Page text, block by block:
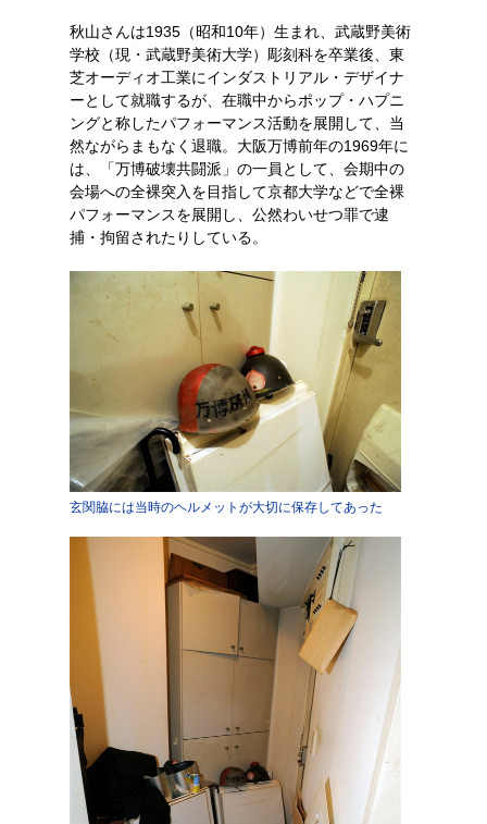
秋山さんは1935（昭和10年）生まれ、武蔵野美術
学校（現・武蔵野美術大学）彫刻科を卒業後、東
芝オーディオ工業にインダストリアル・デザイナ
ーとして就職するが、在職中からポップ・ハプニ
ングと称したパフォーマンス活動を展開して、当
然ながらまもなく退職。大阪万博前年の1969年に
は、「万博破壊共闘派」の一員として、会期中の
会場への全裸突入を目指して京都大学などで全裸
パフォーマンスを展開し、公然わいせつ罪で逮
捕・拘留されたりしている。
玄関脇には当時のヘルメットが大切に保存してあった